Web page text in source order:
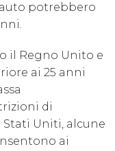
potrebbero
il Regno Unito e
ai 25 anni
di
Uniti, alcune
ai